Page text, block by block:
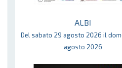
ALBI
Del sabato 29 agosto 2026 il
agosto 2026